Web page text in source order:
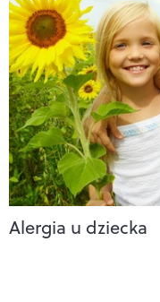
Alergia u dziecka